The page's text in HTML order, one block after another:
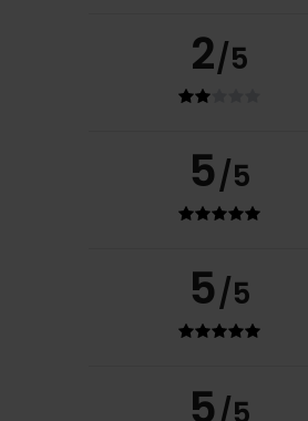
2/5
5/5
5/5
5